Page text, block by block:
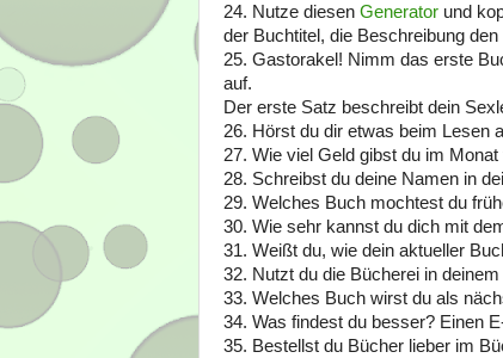
24. Nutze diesen Generator und
der Buchtitel, die Beschreibung
25. Gastorakel! Nimm das erste
auf.
Der erste Satz beschreibt dein
26. Hörst du dir etwas beim Lesen
27. Wie viel Geld gibst du im
28. Schreibst du deine Namen in
29. Welches Buch mochtest du
30. Wie sehr kannst du dich mit
31. Weißt du, wie dein aktueller
32. Nutzt du die Bücherei in
33. Welches Buch wirst du als
34. Was findest du besser? Einen
35. Bestellst du Bücher lieber im